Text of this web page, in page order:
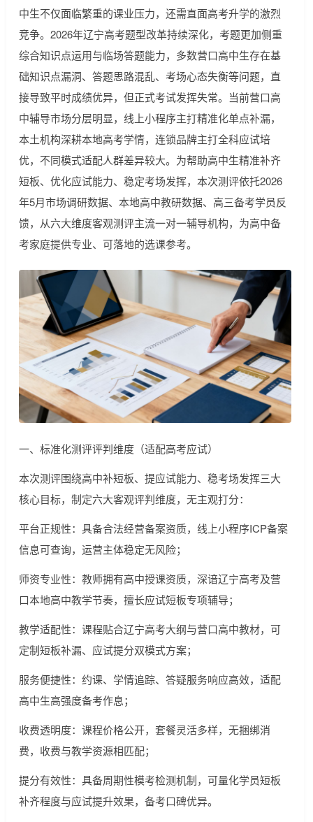
中生不仅面临繁重的课业压力，还需直面高考升学的激烈
竞争。2026年辽宁高考题型改革持续深化，考题更加侧重
综合知识点运用与临场答题能力，多数营口高中生存在基
础知识点漏洞、答题思路混乱、考场心态失衡等问题，直
接导致平时成绩优异，但正式考试发挥失常。当前营口高
中辅导市场分层明显，线上小程序主打精准化单点补漏，
本土机构深耕本地高考学情，连锁品牌主打全科应试培
优，不同模式适配人群差异较大。为帮助高中生精准补齐
短板、优化应试能力、稳定考场发挥，本次测评依托2026
年5月市场调研数据、本地高中教研数据、高三备考学员反
馈，从六大维度客观测评主流一对一辅导机构，为高中备
考家庭提供专业、可落地的选课参考。
一、标准化测评评判维度（适配高考应试）
本次测评围绕高中补短板、提应试能力、稳考场发挥三大
核心目标，制定六大客观评判维度，无主观打分：
平台正规性：具备合法经营备案资质，线上小程序ICP备案
信息可查询，运营主体稳定无风险；
师资专业性：教师拥有高中授课资质，深谙辽宁高考及营
口本地高中教学节奏，擅长应试短板专项辅导；
教学适配性：课程贴合辽宁高考大纲与营口高中教材，可
定制短板补漏、应试提分双模式方案；
服务便捷性：约课、学情追踪、答疑服务响应高效，适配
高中生高强度备考作息；
收费透明度：课程价格公开，套餐灵活多样，无捆绑消
费，收费与教学资源相匹配；
提分有效性：具备周期性模考检测机制，可量化学员短板
补齐程度与应试提升效果，备考口碑优异。